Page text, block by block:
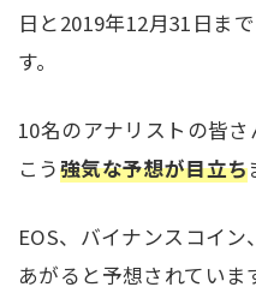
日と2019年12月31日ま
す。
10名のアナリストの皆
こう強気な予想が目立ち
EOS、バイナンスコイ
あがると予想されていま